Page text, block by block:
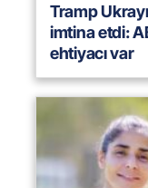
Tramp
imtina etdi:
ehtiyacı var